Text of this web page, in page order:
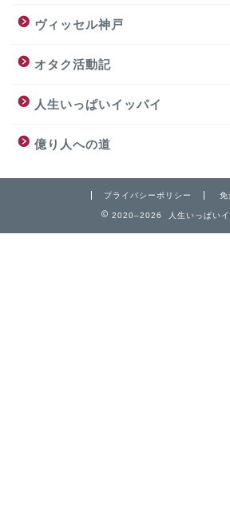
ヴィッセル神戸
オタク活動記
人生いっぱいイッパイ
億り人への道
プライバシーポリシー 免
2020–2026 人生いっぱいイ